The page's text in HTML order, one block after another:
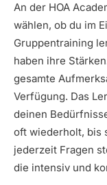
An der HOA
wählen, ob du im
Gruppentraining
haben ihre
gesamte
Verfügung. Das
deinen
oft wiederholt, bis
jederzeit Fragen
die intensiv und